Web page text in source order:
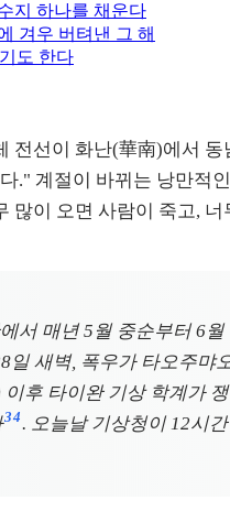
지 하나를 채운다
겨우 버텨낸 그 해
도 한다
전선이 화난(華南)에서
." 계절이 바뀌는 낭만적
많이 오면 사람이 죽고,
서 매년 5월 중순부터 6
일 새벽, 폭우가 타오주먀
후 타이완 기상 학계가
34. 오늘날 기상청이 12시